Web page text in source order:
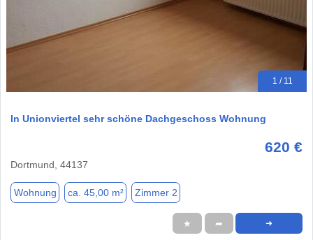
1 / 11
In Unionviertel sehr schöne Dachgeschoss Wohnung
620 €
Dortmund, 44137
Wohnung ca. 45,00 m² Zimmer 2
★ ➦ ➜